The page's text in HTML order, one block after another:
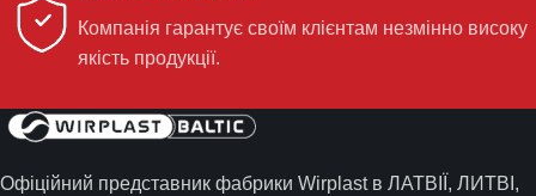
Компанія гарантує своїм клієнтам незмінно високу
якість продукції.
Офіційний представник фабрики Wirplast в ЛАТВІЇ, ЛИТВІ,